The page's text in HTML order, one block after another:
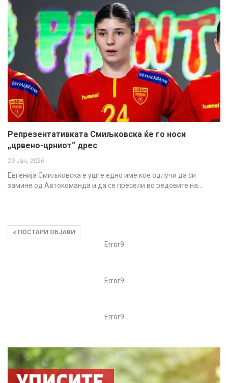
Репрезентативката Смиљковска ќе го носи
„црвено-црниот“ дрес
29 Јан, 2026
Евгенија Смиљковска е уште едно име кое одлучи да си
замине од Автокоманда и да се пресели во редовите на…
ПОСТАРИ ОБЈАВИ
Error9
Error9
Error9